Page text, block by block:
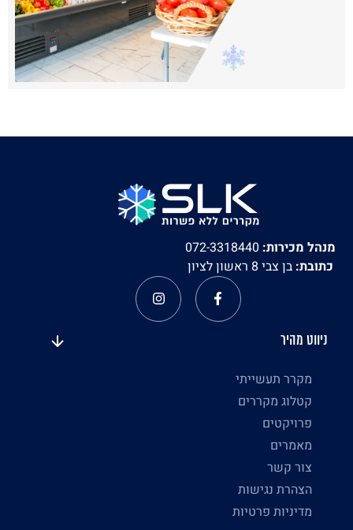
מנהל מכירות: 072-3318440
כתובת: בן צבי 8 ראשון לציון
ניווט מהיר
מקרר תעשייתי
קטלוג מקררים
פרויקטים
מאמרים
צור קשר
הצהרת נגישות
מדיניות פרטיות